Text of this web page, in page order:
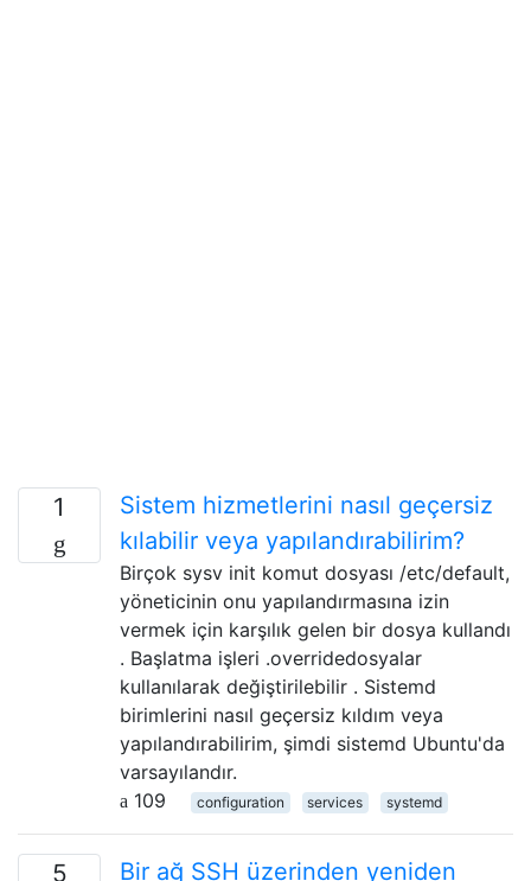
1
Sistem hizmetlerini nasıl geçersiz
kılabilir veya yapılandırabilirim?
Birçok sysv init komut dosyası /etc/default,
yöneticinin onu yapılandırmasına izin
vermek için karşılık gelen bir dosya kullandı
. Başlatma işleri .overridedosyalar
kullanılarak değiştirilebilir . Sistemd
birimlerini nasıl geçersiz kıldım veya
yapılandırabilirim, şimdi sistemd Ubuntu'da
varsayılandır.
109
configuration services systemd
5
Bir ağ SSH üzerinden yeniden